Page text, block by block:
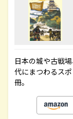
日本の城や古戦
代にまつわるス
冊。